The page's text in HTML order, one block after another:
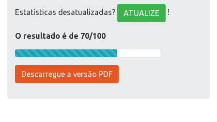
Estatísticas desatualizadas? ATUALIZE !
O resultado é de 70/100
Descarregue a versão PDF